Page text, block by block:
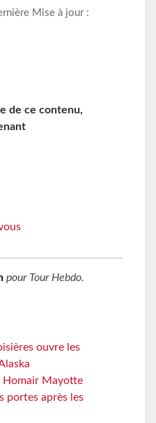
Mise à jour :
de ce contenu,
pour Tour Hebdo.
ouvre les
Homair Mayotte
portes après les